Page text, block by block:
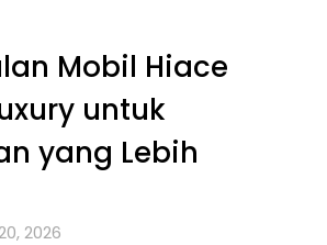
Mobil Hiace
untuk
yang Lebih
2026